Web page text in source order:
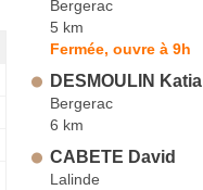
Bergerac
5 km
Fermée, ouvre à 9h
DESMOULIN Katia
Bergerac
6 km
CABETE David
Lalinde